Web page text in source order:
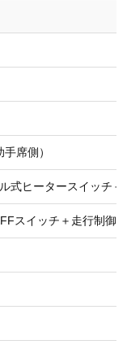
席側）
式ヒータースイッチ
スイッチ＋走行制御